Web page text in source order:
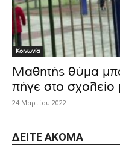
Κοινωνία
Μαθητής θύμα
πήγε στο
24 Μαρτίου 2022
ΔΕΊΤΕ ΑΚΌΜΑ